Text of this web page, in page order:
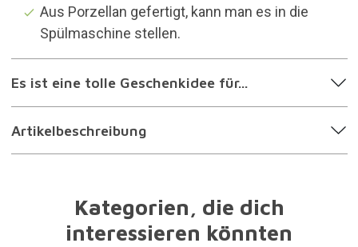
Aus Porzellan gefertigt, kann man es in die
Spülmaschine stellen.
Es ist eine tolle Geschenkidee für...
Artikelbeschreibung
Kategorien, die dich
interessieren könnten